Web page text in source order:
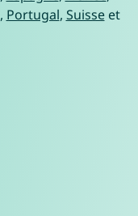
, Portugal, Suisseet